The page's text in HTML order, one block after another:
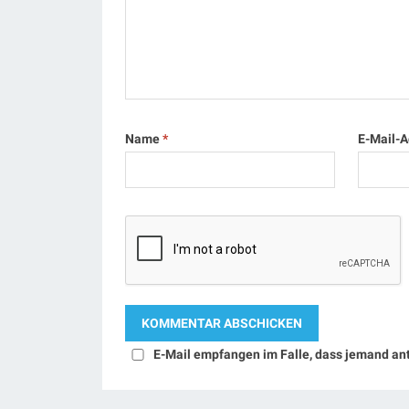
Name* E-Mail-
E-Mail empfangen im Falle, dass jemand